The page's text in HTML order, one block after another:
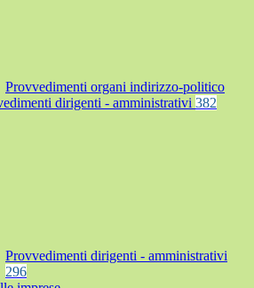
Provvedimenti organi indirizzo-politico
dirigenti - amministrativi 382
Provvedimenti dirigenti - amministrativi
296